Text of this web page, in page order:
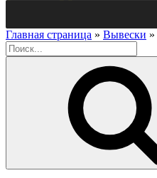
Главная страница » Вывески »
Поиск